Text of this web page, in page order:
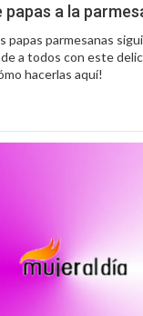
a la
papas parmesanas
a todos con este
hacerlas aquí!